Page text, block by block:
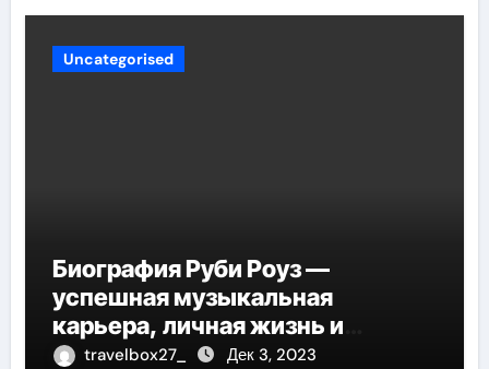
Uncategorised
Биография Руби Роуз —
успешная музыкальная
карьера, личная жизнь и
знаковые достижения
travelbox27_ Дек 3, 2023